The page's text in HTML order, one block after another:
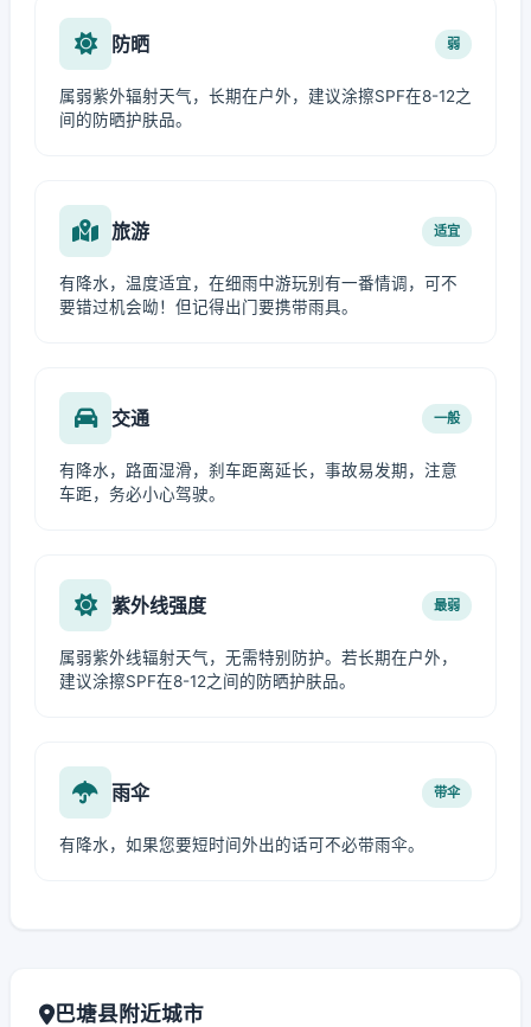
防晒 弱
属弱紫外辐射天气，长期在户外，建议涂擦SPF在8-12之
间的防晒护肤品。
旅游 适宜
有降水，温度适宜，在细雨中游玩别有一番情调，可不
要错过机会呦！但记得出门要携带雨具。
交通 一般
有降水，路面湿滑，刹车距离延长，事故易发期，注意
车距，务必小心驾驶。
紫外线强度 最弱
属弱紫外线辐射天气，无需特别防护。若长期在户外，
建议涂擦SPF在8-12之间的防晒护肤品。
雨伞 带伞
有降水，如果您要短时间外出的话可不必带雨伞。
巴塘县附近城市